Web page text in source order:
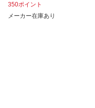
350ポイント
メーカー在庫あり